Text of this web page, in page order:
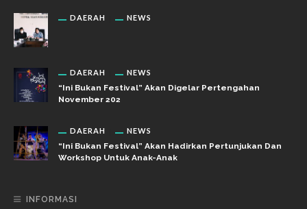
DAERAH NEWS
DAERAH NEWS
“Ini Bukan Festival” Akan Digelar Pertengahan
November 202
DAERAH NEWS
“Ini Bukan Festival” Akan Hadirkan Pertunjukan Dan
Workshop Untuk Anak-Anak
INFORMASI